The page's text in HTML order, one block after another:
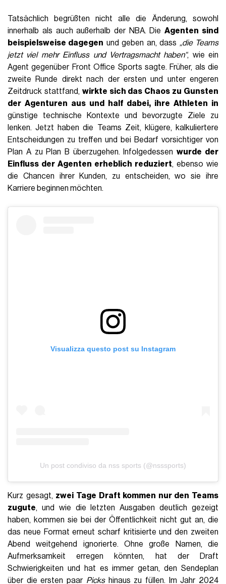
Tatsächlich begrüßten nicht alle die Änderung, sowohl
innerhalb als auch außerhalb der NBA. DieAgenten sind
beispielsweise dagegen und geben an, dass „die Teams
jetzt viel mehr Einfluss und Vertragsmacht haben“, wie ein
Agent gegenüber Front Office Sports sagte. Früher, als die
zweite Runde direkt nach der ersten und unter engeren
Zeitdruck stattfand, wirkte sich das Chaos zu Gunsten
der Agenturen aus und half dabei, ihre Athleten in
günstige technische Kontexte und bevorzugte Ziele zu
lenken. Jetzt haben die Teams Zeit, klügere, kalkuliertere
Entscheidungen zu treffen und bei Bedarf vorsichtiger von
Plan A zu Plan B überzugehen. Infolgedessenwurde der
Einfluss der Agenten erheblich reduziert, ebenso wie
die Chancen ihrer Kunden, zu entscheiden, wo sie ihre
Karriere beginnen möchten.
Visualizza questo post su Instagram
Un post condiviso da nss sports (@nsssports)
Kurz gesagt, zwei Tage Draft kommen nur den Teams
zugute, und wie die letzten Ausgaben deutlich gezeigt
haben, kommen sie bei der Öffentlichkeit nicht gut an, die
das neue Format erneut scharf kritisierte und den zweiten
Abend weitgehend ignorierte. Ohne große Namen, die
Aufmerksamkeit erregen könnten, hat der Draft
Schwierigkeiten und hat es immer getan, den Sendeplan
über die ersten paar Pickshinaus zu füllen. Im Jahr 2024